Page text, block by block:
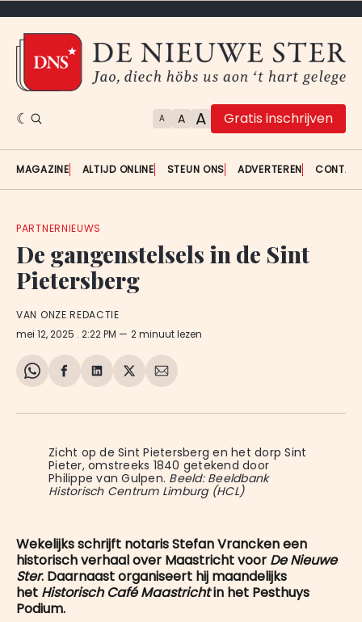
A A A Gratis inschrijven
MAGAZINE ALTIJD ONLINE STEUN ONS ADVERTEREN
PARTNERNIEUWS
De gangenstelsels in de Sint
Pietersberg
VAN ONZE REDACTIE
mei 12, 2025 . 2:22 PM 2 minuut lezen
Share
WhatsApp
Delen
Facebook
Delen
LinkedIn
Share
X
Deel
E-
Zicht op de Sint Pietersberg en het dorp Sint
Pieter, omstreeks 1840 getekend door
Philippe van Gulpen. Beeld: Beeldbank
Historisch Centrum Limburg (HCL)
Wekelijks schrijft notaris Stefan Vrancken een
historisch verhaal over Maastricht voor De Nieuwe
Ster. Daarnaast organiseert hij maandelijks
het Historisch Café Maastrichtin het Pesthuys
Podium.